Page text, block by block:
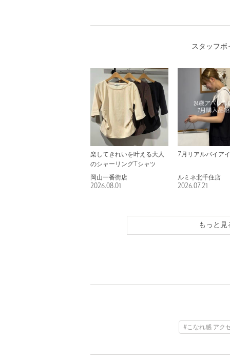
スタッフボ
楽してきれいを叶える大人
のシャーリングTシャツ
岡山一番街店
2026.08.01
7月リアルバイア
ルミネ北千住店
2026.07.21
もっと見
#こなれ感 アク